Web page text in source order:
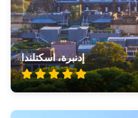
إدنبرة، اسكتلندا